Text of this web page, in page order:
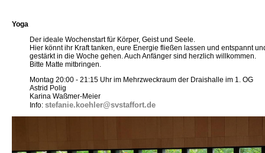
Yoga
Der ideale Wochenstart für Körper, Geist und Seele.
Hier könnt ihr Kraft tanken, eure Energie fließen lassen und entspannt
gestärkt in die Woche gehen. Auch Anfänger sind herzlich willkommen.
Bitte Matte mitbringen.
Montag 20:00 - 21:15 Uhr im Mehrzweckraum der Draishalle im 1. OG
Astrid Polig
Karina Waßmer-Meier
Info: stefanie.koehler@svstaffort.de